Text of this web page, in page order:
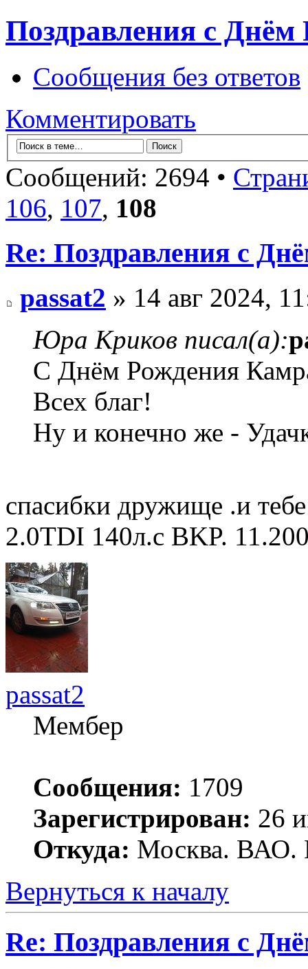
Поздравления с
Сообщения без ответов
Комментировать
Сообщений: 2694 •
106, 107, 108
Re: Поздравления с
passat2 » 14 авг 2024,
Юра Криков писал(а):
С Днём Рождения
Всех благ!
Ну и конечно же -
спасибки дружище .и
2.0TDI 140л.с BKP.
passat2
Мембер
Сообщения: 1709
Зарегистрирован: 26
Откуда: Москва. ВАО.
Вернуться к началу
Re: Поздравления с